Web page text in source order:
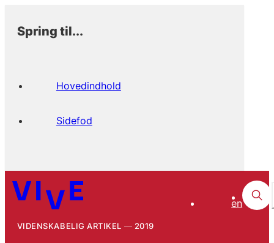
Spring til...
Hovedindhold
Sidefod
en
VIDENSKABELIG ARTIKEL 2019